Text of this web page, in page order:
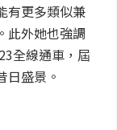
有更多類似兼
此外她也強調
全線通車，屆
日盛景。